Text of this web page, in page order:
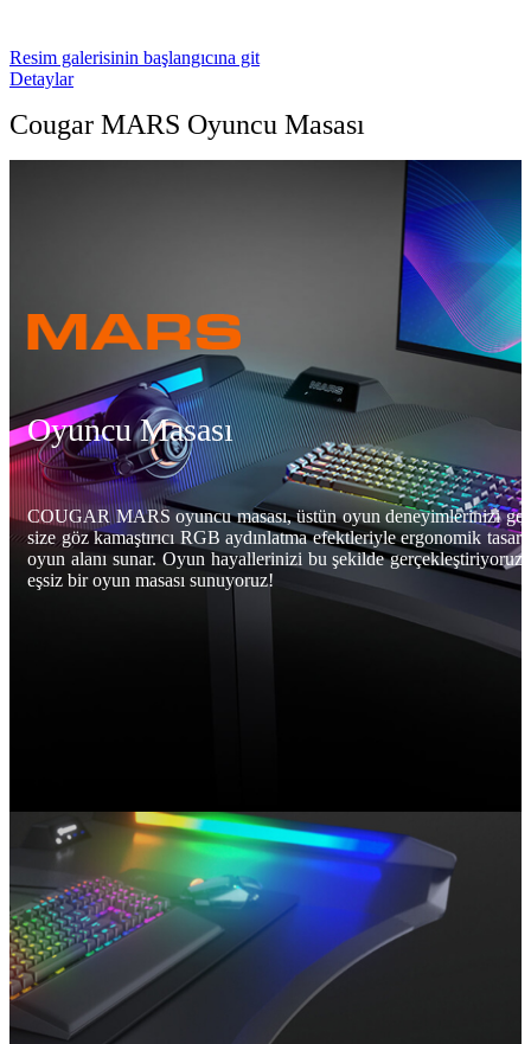
Resim galerisinin başlangıcına git
Detaylar
Cougar MARS Oyuncu Masası
Oyuncu Masası
COUGAR MARS oyuncu masası, üstün oyun deneyimlerinizi
size göz kamaştırıcı RGB aydınlatma efektleriyle ergonomik
oyun alanı sunar. Oyun hayallerinizi bu şekilde
eşsiz bir oyun masası sunuyoruz!